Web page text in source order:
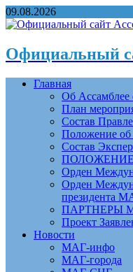
09.08.2026
Официальный
Главная
Об
План
Состав
Положение
Состав
ПОЛОЖЕНИЕ
Орден
Орден
президента
ПАРТНЕРЫ
Проект
Новости
МАГ-инфо
МАГ-города